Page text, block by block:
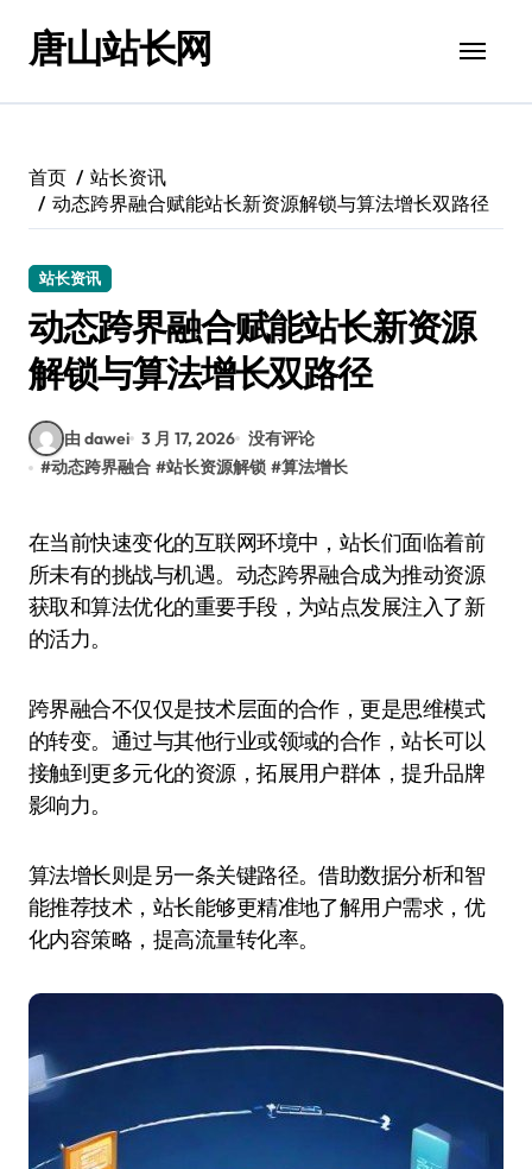
唐山站长网
首页
站长资讯
动态跨界融合赋能站长新资源解锁与算法增长双路径
站长资讯
动态跨界融合赋能站长新资源
解锁与算法增长双路径
由 dawei 3 月 17, 2026 没有评论
#动态跨界融合 #站长资源解锁 #算法增长
在当前快速变化的互联网环境中，站长们面临着前
所未有的挑战与机遇。动态跨界融合成为推动资源
获取和算法优化的重要手段，为站点发展注入了新
的活力。
跨界融合不仅仅是技术层面的合作，更是思维模式
的转变。通过与其他行业或领域的合作，站长可以
接触到更多元化的资源，拓展用户群体，提升品牌
影响力。
算法增长则是另一条关键路径。借助数据分析和智
能推荐技术，站长能够更精准地了解用户需求，优
化内容策略，提高流量转化率。